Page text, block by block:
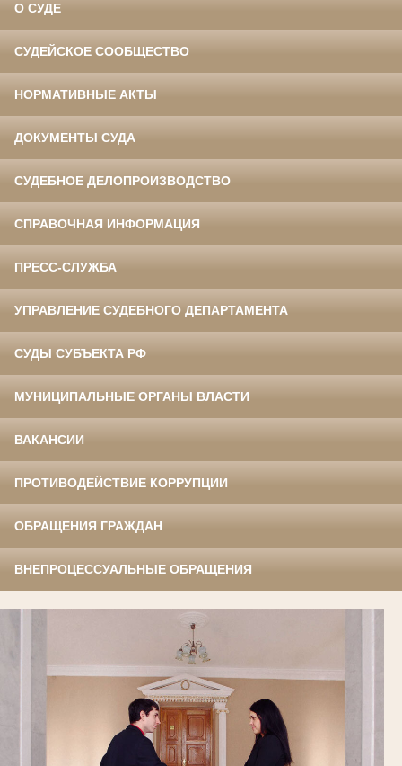
О СУДЕ
СУДЕЙСКОЕ СООБЩЕСТВО
НОРМАТИВНЫЕ АКТЫ
ДОКУМЕНТЫ СУДА
СУДЕБНОЕ ДЕЛОПРОИЗВОДСТВО
СПРАВОЧНАЯ ИНФОРМАЦИЯ
ПРЕСС-СЛУЖБА
УПРАВЛЕНИЕ СУДЕБНОГО ДЕПАРТАМЕНТА
СУДЫ СУБЪЕКТА РФ
МУНИЦИПАЛЬНЫЕ ОРГАНЫ ВЛАСТИ
ВАКАНСИИ
ПРОТИВОДЕЙСТВИЕ КОРРУПЦИИ
ОБРАЩЕНИЯ ГРАЖДАН
ВНЕПРОЦЕССУАЛЬНЫЕ ОБРАЩЕНИЯ